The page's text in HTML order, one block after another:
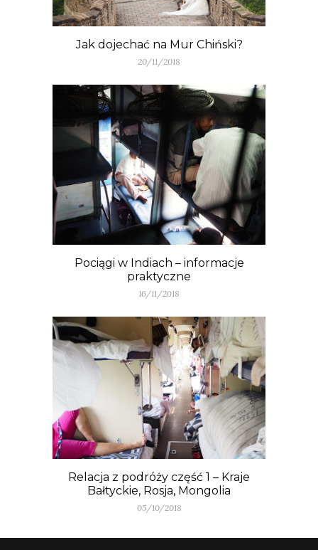
Jak dojechać na Mur Chiński?
20/11/2018
Pociągi w Indiach – informacje
praktyczne
16/11/2018
Relacja z podróży część 1 – Kraje
Bałtyckie, Rosja, Mongolia
05/10/2018